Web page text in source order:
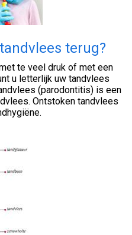
terug?
te veel druk of met een
u letterlijk uw tandvlees
(parodontitis) is een
Ontstoken tandvlees